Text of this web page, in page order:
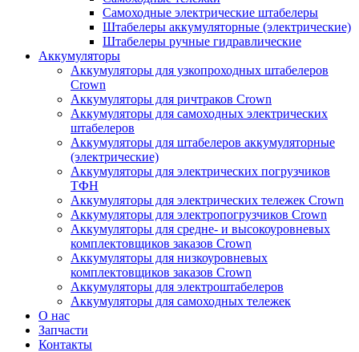
Самоходные электрические штабелеры
Штабелеры аккумуляторные (электрические)
Штабелеры ручные гидравлические
Аккумуляторы
Аккумуляторы для узкопроходных штабелеров
Crown
Аккумуляторы для ричтраков Crown
Аккумуляторы для самоходных электрических
штабелеров
Аккумуляторы для штабелеров аккумуляторные
(электрические)
Аккумуляторы для электрических погрузчиков
ТФН
Аккумуляторы для электрических тележек Crown
Аккумуляторы для электропогрузчиков Crown
Аккумуляторы для средне- и высокоуровневых
комплектовщиков заказов Crown
Аккумуляторы для низкоуровневых
комплектовщиков заказов Crown
Аккумуляторы для электроштабелеров
Аккумуляторы для самоходных тележек
О нас
Запчасти
Контакты